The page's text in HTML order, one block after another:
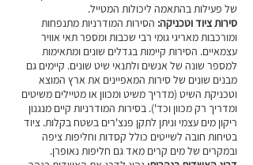
של פעילות בהתאמה ליכולות המטייל.
סירות ציוד וטכניקה: הסירות המודרניות מתנפחות
ומורכבות מאריגי גומי רבי שכבות ומספר תאי אוויר
עצמאיים. הסירות קיימות בגדלים שונים ומתאימות
למספר שונה של אנשים ולתנאי שיט שונים. קיימים גם
מבנים שונים של סירות המאפיינים את ארץ המוצא
וטכניקת השיט (מדריך משיט ומכוון או מטיילים משיטים
ומדריך רק מכוון וכד'). בסירות המודרניות קיים מנגנון
ריקון מים עצמי וניתן לתקן פנצ'רים בשטח בקלות. ציוד
בטיחות חובה לשייטים כולל קסדות וחליפות ציפה
ובמקרים של מים קרים מאד גם חליפות נאופרן.